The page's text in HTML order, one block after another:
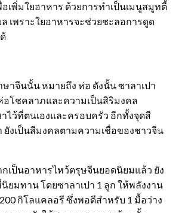
เพิ่มใยอาหาร ด้วยการทำเป็นเมนูสมูทตี้
เพราะใยอาหารจะช่วยชะลอการดูด
าษาจีนนั้น หมายถึง ห่อ ดังนั้น ซาลาเปา
อโชคลาภและความเป็นสิริมงคล
ไว้ที่ตนเองและครอบครัว อีกทั้งจุดสี
ยังเป็นสีมงคลตามความเชื่อของชาวจีน
เป็นอาหารไหว้ตรุษจีนยอดนิยมแล้ว ยัง
ยมทาน โดยซาลาเปา 1 ลูก ให้พลังงาน
กิโลแคลอรี ซึ่งพอดีสำหรับ 1 มื้อว่าง